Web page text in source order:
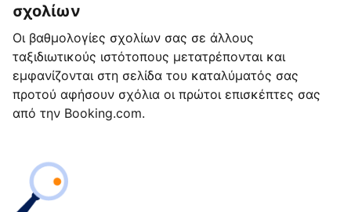
σχολίων
Οι βαθμολογίες σχολίων σας σε άλλους
ταξιδιωτικούς ιστότοπους μετατρέπονται και
εμφανίζονται στη σελίδα του καταλύματός σας
προτού αφήσουν σχόλια οι πρώτοι επισκέπτες σας
από την Booking.com.